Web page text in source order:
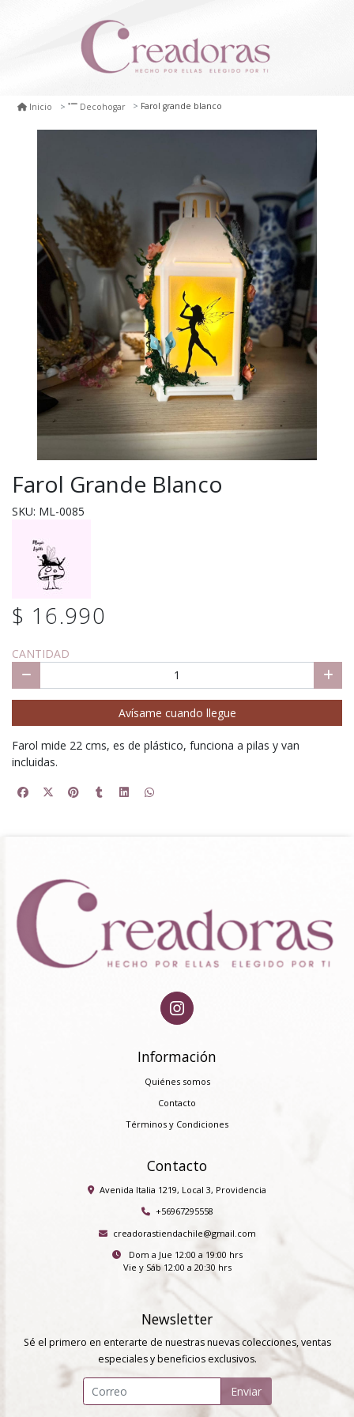
Inicio Decohogar Farol grande blanco
Farol Grande Blanco
SKU: ML-0085
$ 16.990
CANTIDAD
Avísame cuando llegue
Farol mide 22 cms, es de plástico, funciona a pilas y van
incluidas.
Información
Quiénes somos
Contacto
Términos y Condiciones
Contacto
Avenida Italia 1219, Local 3, Providencia
+56967295558
creadorastiendachile@gmail.com
Dom a Jue 12:00 a 19:00 hrs
Vie y Sáb 12:00 a 20:30 hrs
Newsletter
Sé el primero en enterarte de nuestras nuevas colecciones, ventas
especiales y beneficios exclusivos.
Enviar